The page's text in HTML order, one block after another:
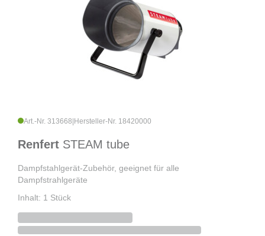
Art.-Nr. 313668 Hersteller-Nr. 18420000
Renfert STEAM tube
Dampfstahlgerät-Zubehör, geeignet für alle
Dampfstrahlgeräte
Inhalt: 1 Stück